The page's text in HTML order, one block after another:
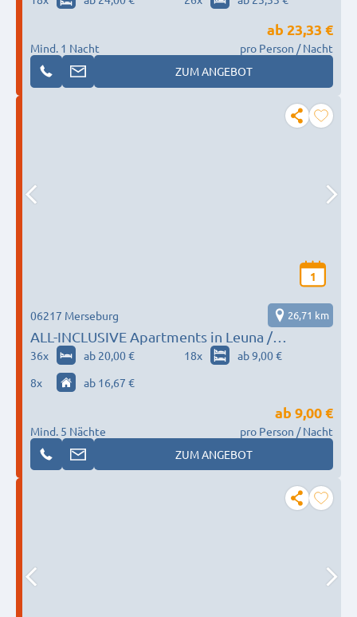
Mind. 1 Nacht
ab 23,33 €
pro Person / Nacht
ZUM ANGEBOT
1
ALL-INCLUSIVE Apartments in Leuna /
Merseburg / Halle (Saale)
06217 Merseburg 26,71 km
36x ab 20,00 € 18x
ab 9,00 €
8x ab 16,67 €
Mind. 5 Nächte
ab 9,00 €
pro Person / Nacht
ZUM ANGEBOT